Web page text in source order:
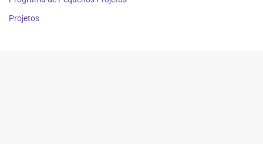
Projetos